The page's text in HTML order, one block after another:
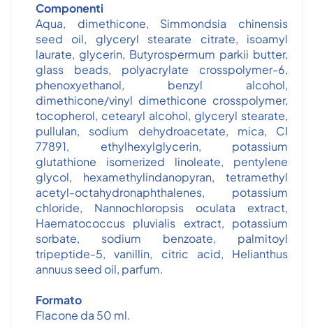
Componenti
Aqua, dimethicone, Simmondsia chinensis
seed oil, glyceryl stearate citrate, isoamyl
laurate, glycerin, Butyrospermum parkii butter,
glass beads, polyacrylate crosspolymer-6,
phenoxyethanol, benzyl alcohol,
dimethicone/vinyl dimethicone crosspolymer,
tocopherol, cetearyl alcohol, glyceryl stearate,
pullulan, sodium dehydroacetate, mica, CI
77891, ethylhexylglycerin, potassium
glutathione isomerized linoleate, pentylene
glycol, hexamethylindanopyran, tetramethyl
acetyl-octahydronaphthalenes, potassium
chloride, Nannochloropsis oculata extract,
Haematococcus pluvialis extract, potassium
sorbate, sodium benzoate, palmitoyl
tripeptide-5, vanillin, citric acid, Helianthus
annuus seed oil, parfum.
Formato
Flacone da 50 ml.